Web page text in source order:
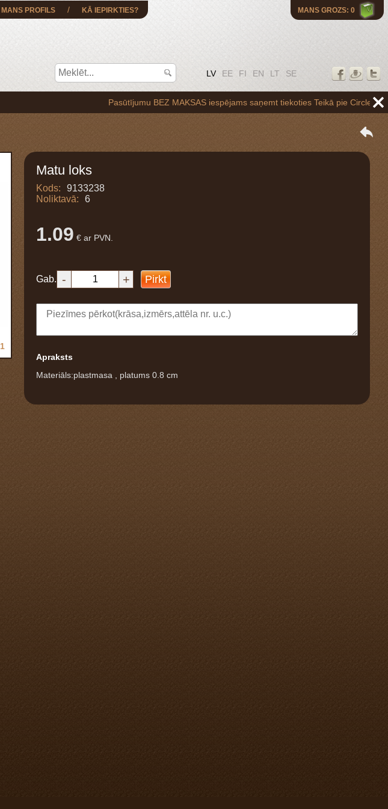
MANS GROZS: 0
LV EE FI EN LT SE
MANS PROFILS / KĀ IEPIRKTIES?
Pasūtījumu BEZ MAKSAS iespējams saņemt tiekoties Teikā pie Circle K
1
Matu loks
Kods:
9133238
Noliktavā:
6
1.09 € ar PVN.
Gab. - + Pirkt
Apraksts
Materiāls:plastmasa , platums 0.8 cm